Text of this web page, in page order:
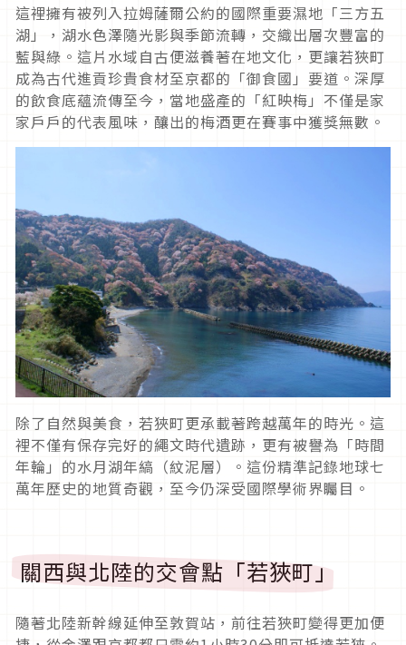
這裡擁有被列入拉姆薩爾公約的國際重要濕地「三方五
湖」，湖水色澤隨光影與季節流轉，交織出層次豐富的
藍與綠。這片水域自古便滋養著在地文化，更讓若狹町
成為古代進貢珍貴食材至京都的「御食國」要道。深厚
的飲食底蘊流傳至今，當地盛產的「紅映梅」不僅是家
家戶戶的代表風味，釀出的梅酒更在賽事中獲獎無數。
除了自然與美食，若狹町更承載著跨越萬年的時光。這
裡不僅有保存完好的繩文時代遺跡，更有被譽為「時間
年輪」的水月湖年縞（紋泥層）。這份精準記錄地球七
萬年歷史的地質奇觀，至今仍深受國際學術界矚目。
關西與北陸的交會點「若狹町」
隨著北陸新幹線延伸至敦賀站，前往若狹町變得更加便